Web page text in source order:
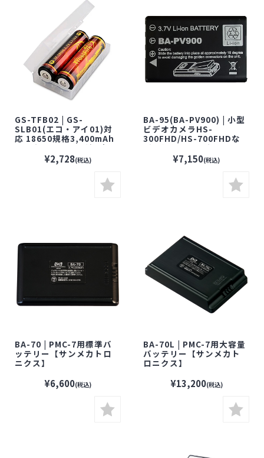
GS-TFB02 | GS-
SLB01(エコ・アイ01)対
応 18650規格3,400mAh
リチウムイオン電池2本入
【Glanshield】【グラン
シールド】【防犯カメ
ラ】【監視カメラ】【セ
キュリティーカメラ】
¥2,728(税込)
BA-95(BA-PV900) | 小型
ビデオカメラHS-
300FHD/HS-700FHDな
どで使えるリチウムイオ
ン充電池【サンメカトロ
¥7,150(税込)
BA-70 | PMC-7用標準バ
ッテリー【サンメカトロ
ニクス】
¥6,600(税込)
BA-70L | PMC-7用大容量
バッテリー【サンメカト
ロニクス】
¥13,200(税込)